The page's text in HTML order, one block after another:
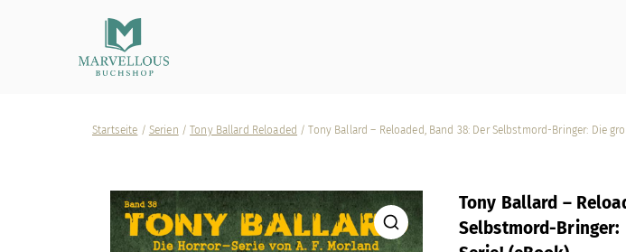
Startseite / Serien /Tony Ballard Reloaded / Tony Ballard – Reloaded, Band 38: Der Selbstmord-Bringer: Die
Tony Ballard –
Selbstmord-Bringer: